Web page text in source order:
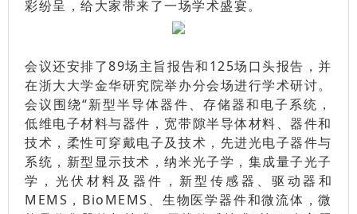
彩纷呈，给大家带来了一场学术盛宴。
会议还安排了89场主旨报告和125场口头报告，并
在浙大大学金华研究院举办分会场进行学术研讨。
会议围绕“新型半导体器件、存储器和电子系统，
低维电子材料与器件，宽带隙半导体材料、器件和
技术，柔性可穿戴电子及技术，先进光电子器件与
系统，新型显示技术，纳米光子学，集成量子光子
学，光伏材料及器件，新型传感器、驱动器和
MEMS，BioMEMS、生物医学器件和微流体，微